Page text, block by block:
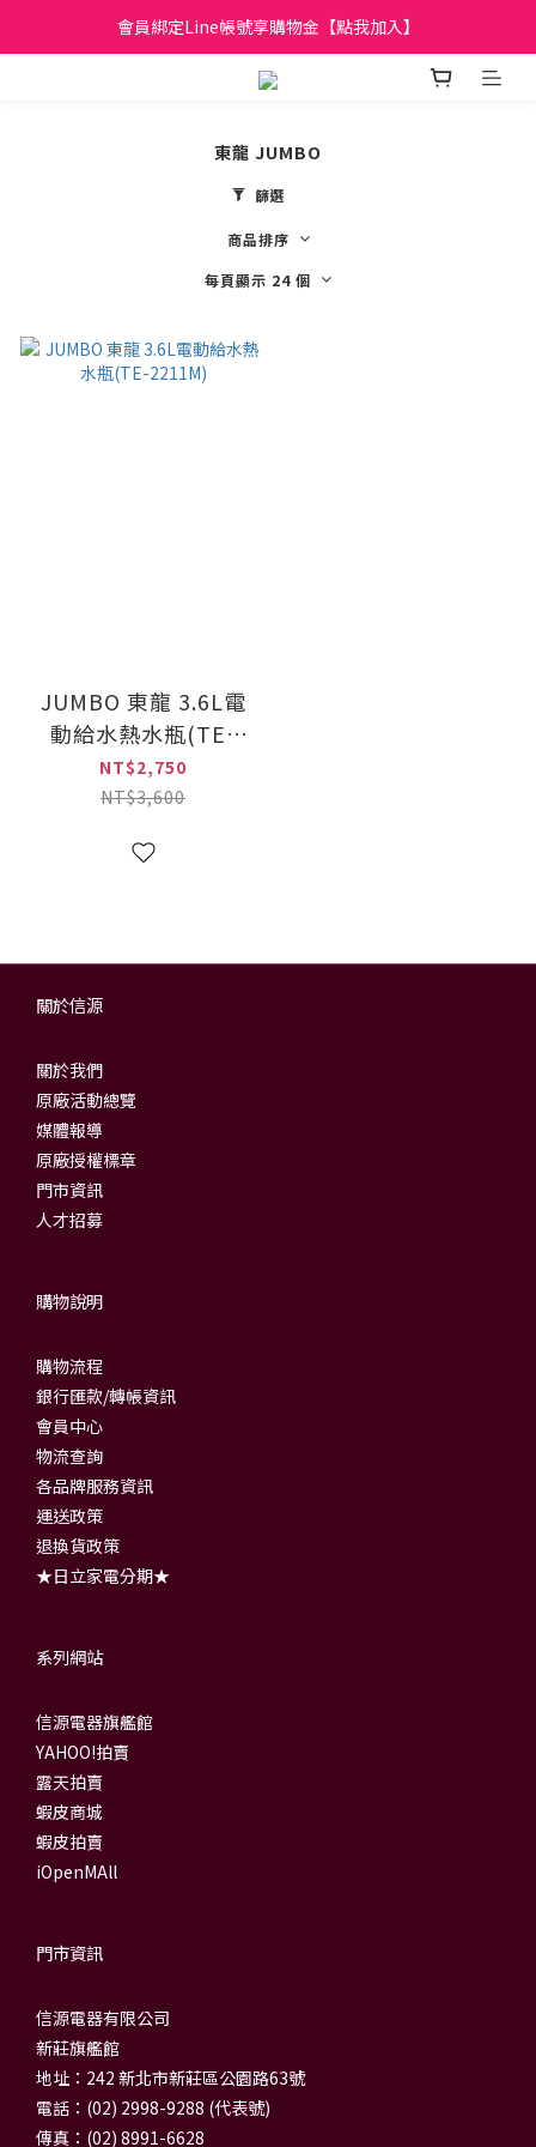
日立家電、國際牌 原廠管制價格 私訊優惠價
會員綁定Line帳號享購物金【點我加入】
全館滿299元免運
東龍 JUMBO
篩選
商品排序
每頁顯示 24 個
JUMBO 東龍 3.6L電
動給水熱水瓶(TE-
2211M)
NT$2,750
NT$3,600
關於信源
關於我們
原廠活動總覽
媒體報導
原廠授權標章
門市資訊
人才招募
購物說明
購物流程
銀行匯款/轉帳資訊
會員中心
物流查詢
各品牌服務資訊
運送政策
退換貨政策
★日立家電分期★
系列網站
信源電器旗艦館
YAHOO!拍賣
露天拍賣
蝦皮商城
蝦皮拍賣
iOpenMAll
門市資訊
信源電器有限公司
新莊旗艦館
地址：242 新北市新莊區公園路63號
電話：(02) 2998-9288 (代表號)
傳真：(02) 8991-6628